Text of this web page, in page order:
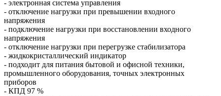
- электронная система управления
- отключение нагрузки при превышении входного
напряжения
- подключение нагрузки при восстановлении входного
напряжения
- отключение нагрузки при перегрузке стабилизатора
- жидкокристаллический индикатор
- подходит для питания бытовой и офисной техники,
промышленного оборудования, точных электронных
приборов
- КПД 97 %